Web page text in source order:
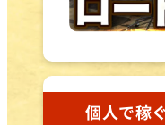
個人で稼